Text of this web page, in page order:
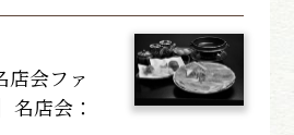
店会ファ
名店会：